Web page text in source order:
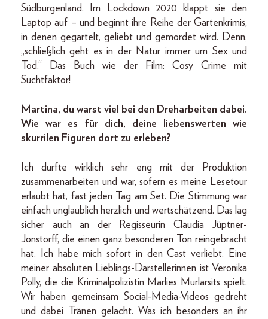
Südburgenland. Im Lockdown 2020 klappt sie den
Laptop auf – und beginnt ihre Reihe der Gartenkrimis,
in denen gegartelt, geliebt und gemordet wird. Denn,
„schließlich geht es in der Natur immer um Sex und
Tod.“ Das Buch wie der Film: Cosy Crime mit
Suchtfaktor!
Martina, du warst viel bei den Dreharbeiten dabei.
Wie war es für dich, deine liebenswerten wie
skurrilen Figuren dort zu erleben?
Ich durfte wirklich sehr eng mit der Produktion
zusammenarbeiten und war, sofern es meine Lesetour
erlaubt hat, fast jeden Tag am Set. Die Stimmung war
einfach unglaublich herzlich und wertschätzend. Das lag
sicher auch an der Regisseurin Claudia Jüptner-
Jonstorff, die einen ganz besonderen Ton reingebracht
hat. Ich habe mich sofort in den Cast verliebt. Eine
meiner absoluten Lieblings-Darstellerinnen ist Veronika
Polly, die die Kriminalpolizistin Marlies Murlarsits spielt.
Wir haben gemeinsam Social-Media-Videos gedreht
und dabei Tränen gelacht. Was ich besonders an ihr